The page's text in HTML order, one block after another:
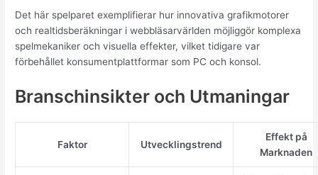
Det här spelparet exemplifierar hur innovativa grafikmotorer
och realtidsberäkningar i webbläsarvärlden möjliggör komplexa
spelmekaniker och visuella effekter, vilket tidigare var
förbehållet konsumentplattformar som PC och konsol.
Branschinsikter och Utmaningar
Faktor Utvecklingstrend
Effekt på
Marknaden